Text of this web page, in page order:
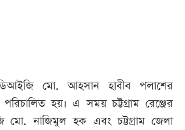
ডিআইজি মো. আহসান হাবীব পলাশের
পরিচালিত হয়। এ সময় চট্টগ্রাম রেঞ্জের
মো. নাজিমুল হক এবং চট্টগ্রাম জেলা